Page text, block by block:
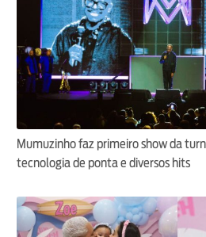
Mumuzinho faz primeiro show da
tecnologia de ponta e diversos hits